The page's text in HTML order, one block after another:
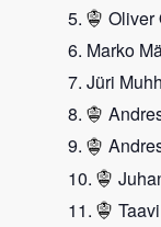
Oliver
Marko
Jüri